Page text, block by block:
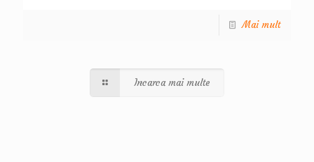
Mai mult
Incarca mai multe